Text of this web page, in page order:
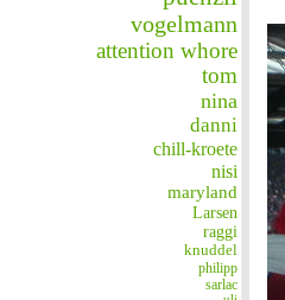
vogelmann
attention whore
tom
nina
danni
chill-kroete
nisi
maryland
Larsen
raggi
knuddel
philipp
sarlac